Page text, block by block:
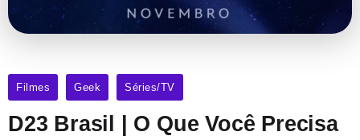
Filmes Geek Séries/TV
D23 Brasil | O Que Você Precisa